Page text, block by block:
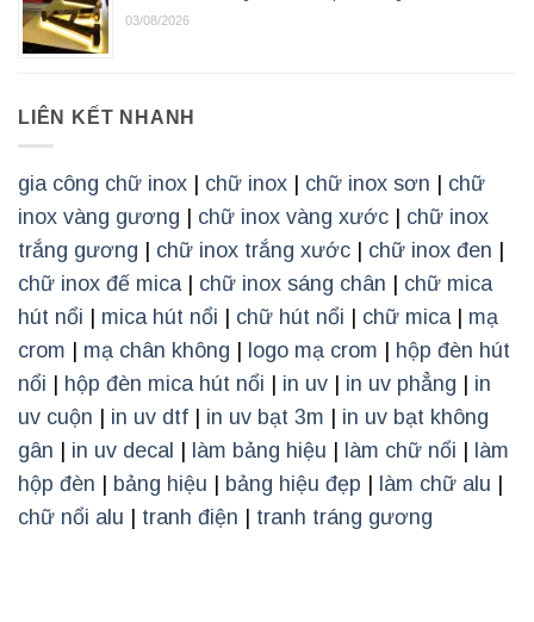
03/08/2026
LIÊN KẾT NHANH
gia công chữ inox chữ inox chữ inox sơn
chữ
inox vàng gương
chữ inox vàng xước
chữ inox
trắng gương
chữ inox trắng xước chữ inox đen
chữ inox đế mica| chữ inox sáng chân
chữ mica
hút nổi
mica hút nổi chữ hút nổi chữ mica| mạ
crom
mạ chân không logo mạ crom
hộp đèn hút
nổi
hộp đèn mica hút nổi in uv in uv phẳng
in
uv cuộn
in uv dtf in uv bạt 3m
in uv bạt không
gân
in uv decal làm bảng hiệu làm chữ nổi
làm
hộp đèn
bảng hiệu bảng hiệu đẹp làm chữ alu
chữ nổi alu
tranh điện tranh tráng gương